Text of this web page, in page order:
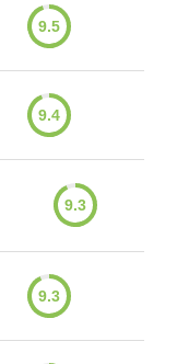
9.5
9.4
9.3
9.3